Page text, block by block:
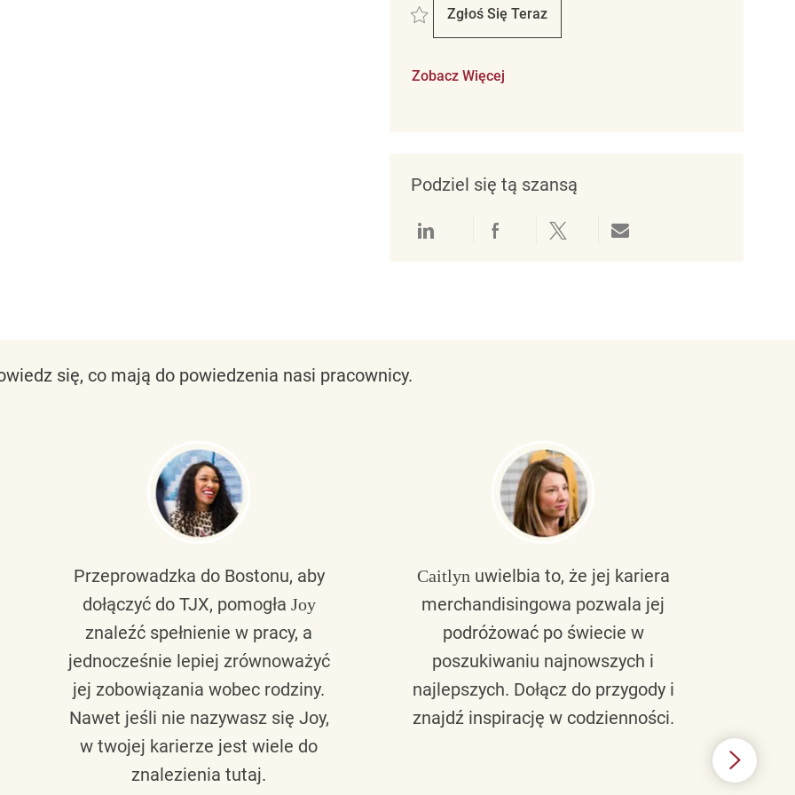
Zapisać Retail Associate REQ142951
Zgłoś Się Teraz
Retail Associate
Zobacz Więcej
Podziel się tą szansą
Udostępnianie przez LinkedIn
Udostępnianie przez Facebook
Udostępnij przez Twitter
Udostępnianie przez e-mail
się, co mają do powiedzenia nasi pracownicy.
Przeprowadzka do Bostonu, aby
dołączyć do TJX, pomogła Joy
znaleźć spełnienie w pracy, a
jednocześnie lepiej zrównoważyć
jej zobowiązania wobec rodziny.
Nawet jeśli nie nazywasz się Joy,
w twojej karierze jest wiele do
znalezienia tutaj.
Caitlynuwielbia to, że jej kariera
merchandisingowa pozwala jej
podróżować po świecie w
poszukiwaniu najnowszych i
najlepszych. Dołącz do przygody i
znajdź inspirację w codzienności.